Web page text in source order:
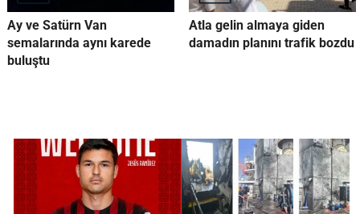
Ay ve Satürn Van
semalarında aynı karede
buluştu
Atla gelin almaya giden
damadın planını trafik bozdu